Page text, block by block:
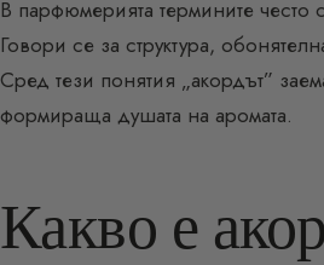
В парфюмерията термините често
Говори се за структура,
Сред тези понятия „акордът”
формираща душата на ароматa.
Какво е